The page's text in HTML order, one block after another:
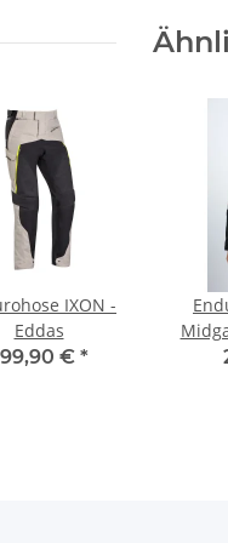
IXON -
Eddas
€ *